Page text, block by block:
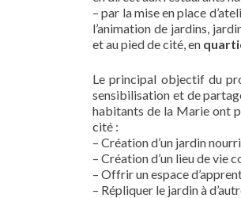
– par la mise en place
l’animation de jardins,
et au pied de cité, en
Le principal objectif du
sensibilisation et de
habitants de la Marie ont
cité :
– Création d’un jardin
– Création d’un lieu de vie
– Offrir un espace
– Répliquer le jardin à